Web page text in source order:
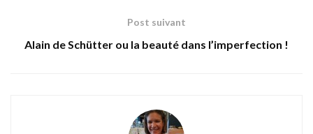
Post suivant
Alain de Schütter ou la beauté dans l’imperfection !